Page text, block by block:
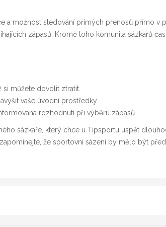
a možnost sledování přímých přenosů přímo v
zápasů. Kromě toho komunita sázkařů
můžete dovolit ztratit.
vaše úvodní prostředky.
rozhodnutí při výběru zápasů.
sázkaře, který chce u Tipsportu uspět
že sportovní sázení by mělo být